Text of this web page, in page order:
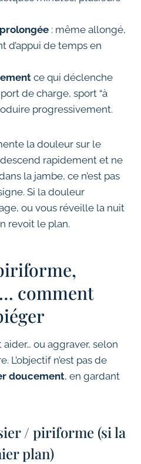
: même allongé,
d’appui de temps en
ce qui déclenche
de charge, sport “à
progressivement.
la douleur sur le
rapidement et ne
la jambe, ce n’est pas
Si la douleur
ou vous réveille la nuit
revoit le plan.
comment
ou aggraver, selon
L’objectif n’est pas de
doucement, en gardant
/ piriforme (si la
plan)